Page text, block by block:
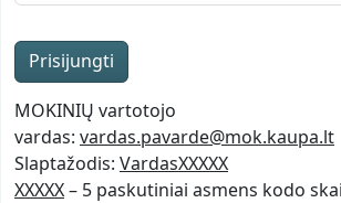
MOKINIŲ vartotojo
vardas: vardas.pavarde@mok.kaupa.lt
Slaptažodis: VardasXXXXX
XXXXX– 5 paskutiniai asmens kodo